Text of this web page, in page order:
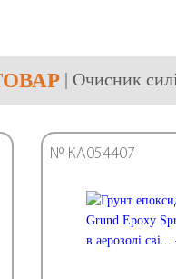
| Очисник
№ КА054407